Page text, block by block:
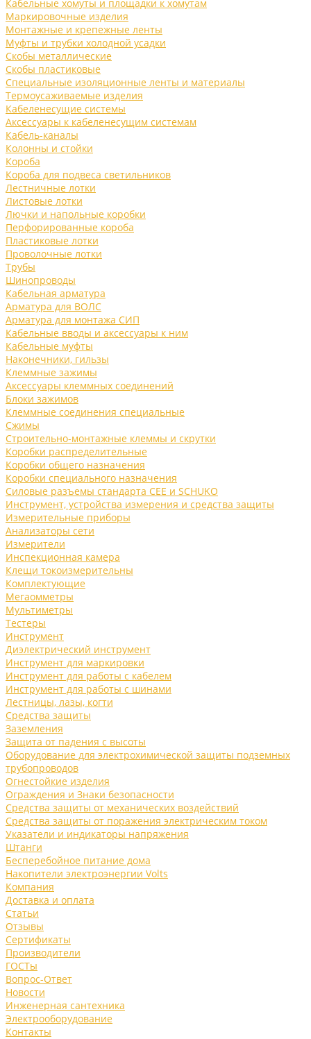
Кабельные хомуты и площадки к хомутам
Маркировочные изделия
Монтажные и крепежные ленты
Муфты и трубки холодной усадки
Скобы металлические
Скобы пластиковые
Специальные изоляционные ленты и материалы
Термоусаживаемые изделия
Кабеленесущие системы
Аксессуары к кабеленесущим системам
Кабель-каналы
Колонны и стойки
Короба
Короба для подвеса светильников
Лестничные лотки
Листовые лотки
Лючки и напольные коробки
Перфорированные короба
Пластиковые лотки
Проволочные лотки
Трубы
Шинопроводы
Кабельная арматура
Арматура для ВОЛС
Арматура для монтажа СИП
Кабельные вводы и аксессуары к ним
Кабельные муфты
Наконечники, гильзы
Клеммные зажимы
Аксессуары клеммных соединений
Блоки зажимов
Клеммные соединения специальные
Сжимы
Строительно-монтажные клеммы и скрутки
Коробки распределительные
Коробки общего назначения
Коробки специального назначения
Силовые разъемы стандарта CEE и SCHUKO
Инструмент, устройства измерения и средства защиты
Измерительные приборы
Анализаторы сети
Измерители
Инспекционная камера
Клещи токоизмерительны
Комплектующие
Мегаомметры
Мультиметры
Тестеры
Инструмент
Диэлектрический инструмент
Инструмент для маркировки
Инструмент для работы с кабелем
Инструмент для работы с шинами
Лестницы, лазы, когти
Средства защиты
Заземления
Защита от падения с высоты
Оборудование для электрохимической защиты подземных
трубопроводов
Огнестойкие изделия
Ограждения и Знаки безопасности
Средства защиты от механических воздействий
Средства защиты от поражения электрическим током
Указатели и индикаторы напряжения
Штанги
Бесперебойное питание дома
Накопители электроэнергии Volts
Компания
Доставка и оплата
Статьи
Отзывы
Сертификаты
Производители
ГОСТы
Вопрос-Ответ
Новости
Инженерная сантехника
Электрооборудование
Контакты